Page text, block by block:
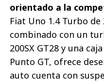
orientado a la
Fiat Uno 1.4 Turbo
combinado con un
200SX GT28 y una
Punto GT, ofrece
auto cuenta con